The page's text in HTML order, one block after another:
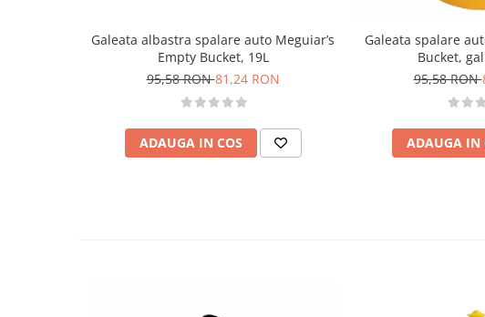
Galeata albastra spalare auto Meguiar’s
Empty Bucket, 19L
95,58 RON81,24 RON
ADAUGA IN COS
Galeata spalare
Bucket,
95,58 RON
ADAUGA IN